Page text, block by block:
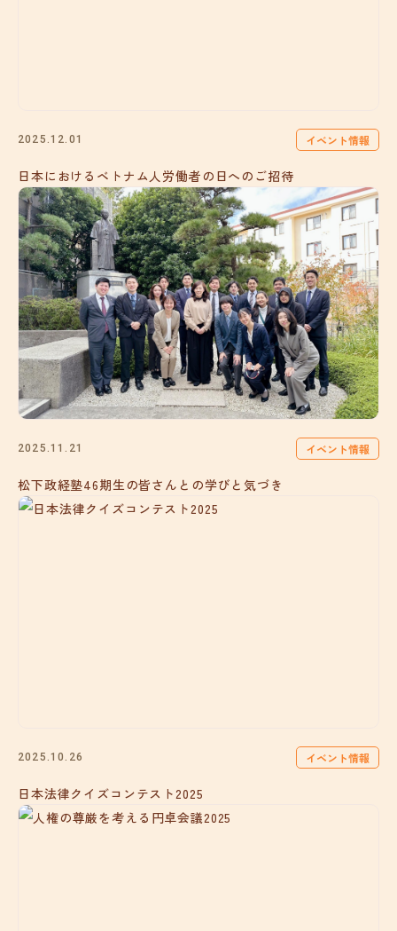
2025.12.01 イベント情報
日本におけるベトナム人労働者の日へのご招待
2025.11.21 イベント情報
松下政経塾46期生の皆さんとの学びと気づき
2025.10.26 イベント情報
日本法律クイズコンテスト2025